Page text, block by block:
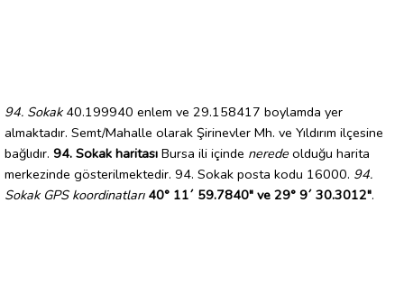
94. Sokak40.199940 enlem ve 29.158417 boylamda yer
almaktadır. Semt/Mahalle olarak Şirinevler Mh. ve Yıldırım ilçesine
bağlıdır. 94. Sokak haritası Bursa ili içinde nerede olduğu harita
merkezinde gösterilmektedir. 94. Sokak posta kodu 16000. 94.
Sokak GPS koordinatları 40° 11´ 59.7840" ve 29° 9´ 30.3012".